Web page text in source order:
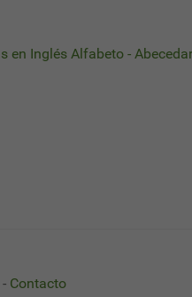
en Inglés Alfabeto -
en Inglés
- Fichas Alfabeto en Inglés
- Contacto